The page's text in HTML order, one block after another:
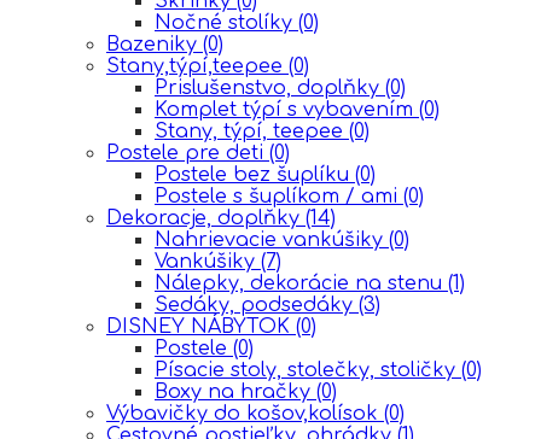
Nočné stolíky (0)
Bazeniky (0)
Stany,týpí,teepee (0)
Prislušenstvo, doplňky (0)
Komplet týpí s vybavením (0)
Stany, týpí, teepee (0)
Postele pre deti (0)
Postele bez šuplíku (0)
Postele s šuplíkom / ami (0)
Dekoracje, doplňky (14)
Nahrievacie vankúšiky (0)
Vankúšiky (7)
Nálepky, dekorácie na stenu (1)
Sedáky, podsedáky (3)
DISNEY NÁBYTOK (0)
Postele (0)
Písacie stoly, stolečky, stoličky (0)
Boxy na hračky (0)
Výbavičky do košov,kolísok (0)